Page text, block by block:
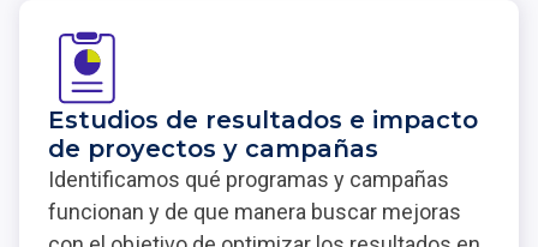
Estudios de resultados e impacto
de proyectos y campañas
Identificamos qué programas y campañas
funcionan y de que manera buscar mejoras